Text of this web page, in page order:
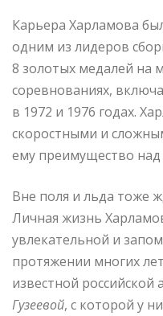
Карьера Харламова
одним из лидеров
8 золотых медалей на
соревнованиях,
в 1972 и 1976 годах.
скоростными и
ему преимущество
Вне поля и льда тоже
Личная жизнь
увлекательной и
протяжении многих
известной
Гузеевой, с которой у